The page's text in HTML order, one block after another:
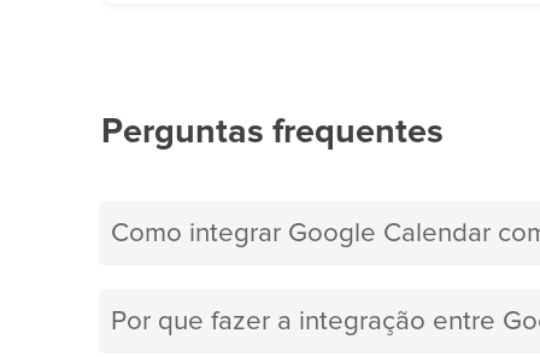
Perguntas frequentes
Como integrar Google Calendar
Por que fazer a integração entre